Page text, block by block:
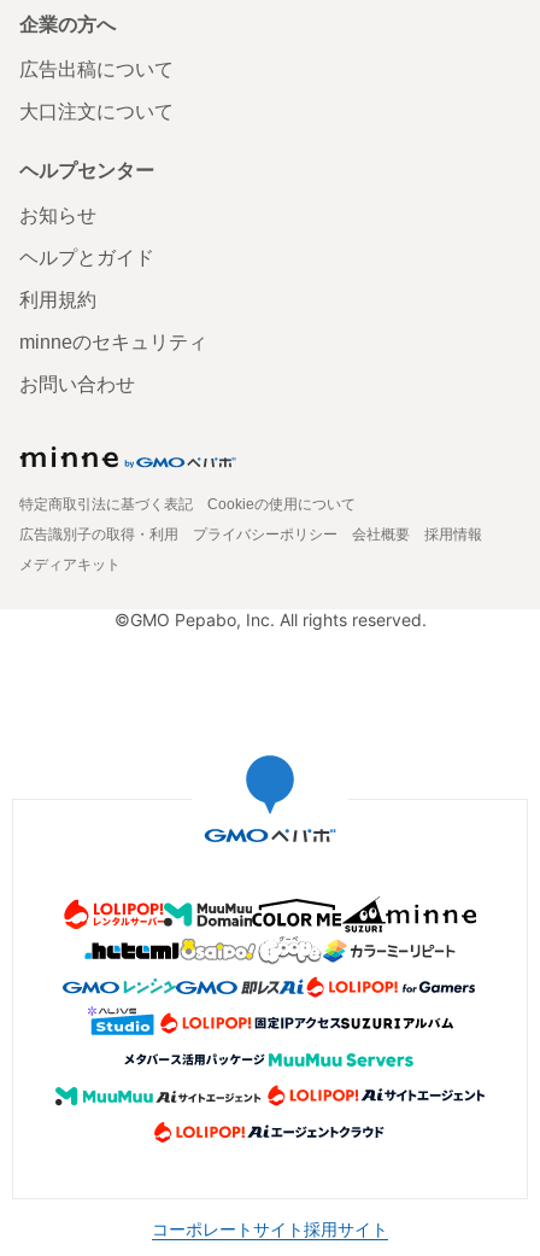
企業の方へ
広告出稿について
大口注文について
ヘルプセンター
お知らせ
ヘルプとガイド
利用規約
minneのセキュリティ
お問い合わせ
特定商取引法に基づく表記
Cookieの使用について
広告識別子の取得・利用
プライバシーポリシー 会社概要
採用情報
メディアキット
©GMO Pepabo, Inc. All rights reserved.
コーポレートサイト採用サイト